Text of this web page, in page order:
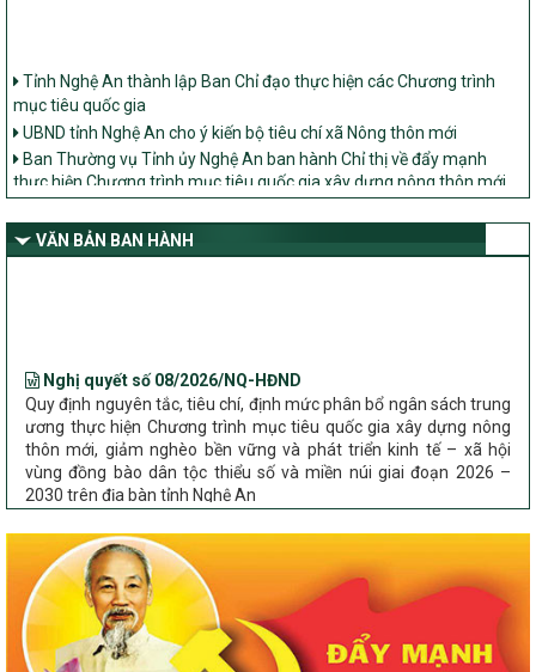
mục tiêu quốc gia
UBND tỉnh Nghệ An cho ý kiến bộ tiêu chí xã Nông thôn mới
Ban Thường vụ Tỉnh ủy Nghệ An ban hành Chỉ thị về đẩy mạnh
thực hiện Chương trình mục tiêu quốc gia xây dựng nông thôn mới,
giảm nghèo bền vững và phát triển kinh tế – xã hội vùng đồng bào
Nghệ An
Bộ Dân tộc và Tôn giáo làm việc với UBND tỉnh về tình hình thực
VĂN BẢN BAN HÀNH
Quy định nguyên tắc, tiêu chí, định mức phân bổ ngân sách trung
ương thực hiện Chương trình mục tiêu quốc gia xây dựng nông
thôn mới, giảm nghèo bền vững và phát triển kinh tế – xã hội
vùng đồng bào dân tộc thiểu số và miền núi giai đoạn 2026 –
2030 trên địa bàn tỉnh Nghệ An
Chỉ Thị số 22-CT/TU
về đẩy mạnh thực hiện Chương trình mục tiêu quốc gia xây dựng
nông thôn mới, giảm nghèo bền vững và phát triển kinh tế – xã
hội vùng đồng bào dân tộc thiểu số và miền núi giai đoạn 2026 –
2030 trên địa bàn tỉnh Nghệ An
Quyết định số 2490/QĐ-UBND
Về việc thành lập Ban Chỉ đạo Chương trình mục tiều quốc gia xây